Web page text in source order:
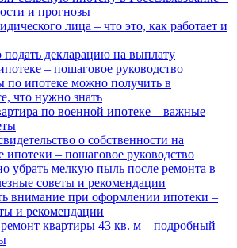
и прогнозы
лица – что это, как работает и
декларацию на выплату
– пошаговое руководство
по ипотеке можно получить в
что нужно знать
по военной ипотеке – важные
о собственности на
ипотеки – пошаговое руководство
убрать мелкую пыль после ремонта в
советы и рекомендации
внимание при оформлении ипотеки –
и рекомендации
ремонт квартиры 43 кв. м – подробный